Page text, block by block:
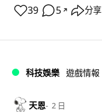
39 5 ↗ 分享
科技娛樂 遊戲情報
天恩 2 日